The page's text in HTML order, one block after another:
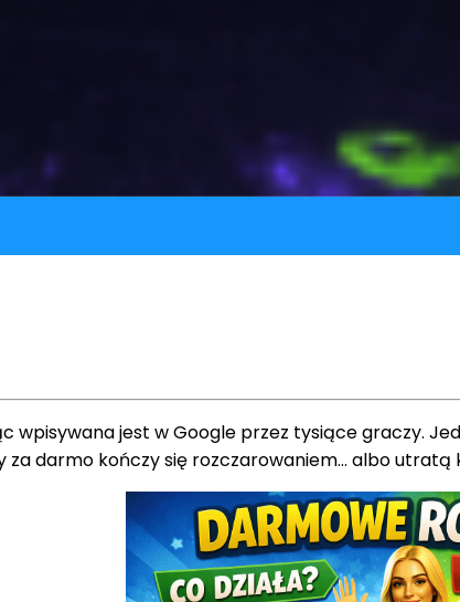
wpisywana jest w Google przez tysiące graczy.
za darmo kończy się rozczarowaniem… albo utratą